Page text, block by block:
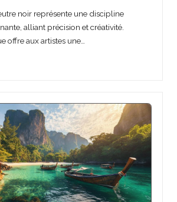
noir représente une discipline
alliant précision et créativité.
offre aux artistes une…